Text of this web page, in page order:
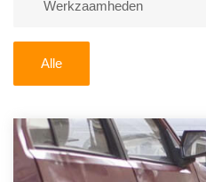
Zoekt u liever naar een
U kunt er ook voor kiezen
verkopen en op te laten
Ophaaldienst van
Alle